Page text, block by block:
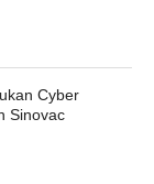
Cyber
Sinovac